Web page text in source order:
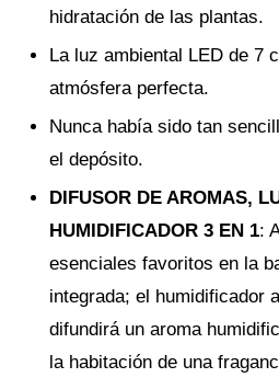
hidratación de las plantas.
La luz ambiental LED de 7
atmósfera perfecta.
Nunca había sido tan
el depósito.
DIFUSOR DE AROMAS,
HUMIDIFICADOR 3 EN 1:
esenciales favoritos en la
integrada; el humidificador
difundirá un aroma
la habitación de una